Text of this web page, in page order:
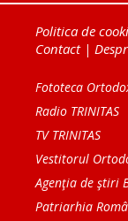
Politica de
Contact|
Fototeca
Radio TRINITAS
TV TRINITAS
Vestitorul
Agenţia de ştiri
Patriarhia